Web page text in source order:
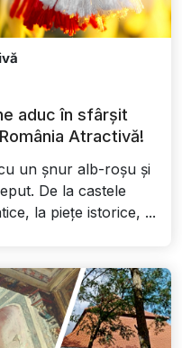
aduc în sfârșit
Atractivă!
un șnur alb-roșu și
De la castele
la piețe istorice, ...